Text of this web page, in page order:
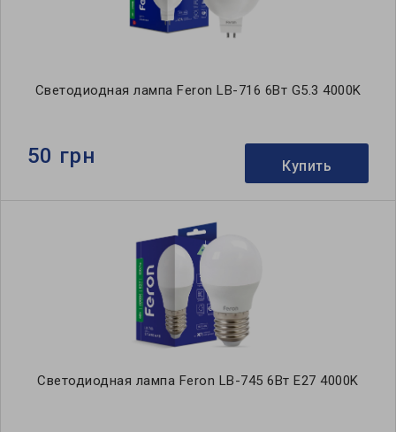
Светодиодная лампа Feron LB-716 6Вт G5.3 4000K
50 грн Купить
Светодиодная лампа Feron LB-745 6Вт E27 4000K